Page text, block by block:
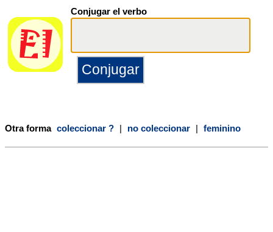
Conjugar el verbo
Otra forma coleccionar ? | no coleccionar | feminino